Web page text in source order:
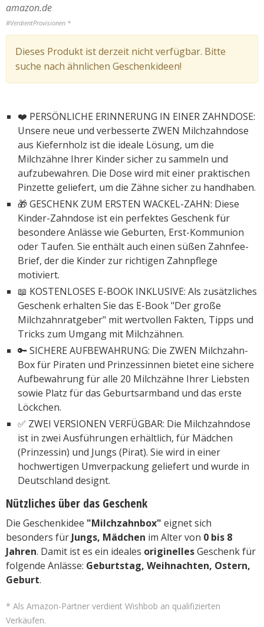
amazon.de
#VerdientProvisionen *
Dieses Produkt ist derzeit nicht verfügbar. Bitte
suche nach ähnlichen Geschenkideen!
❤️ PERSÖNLICHE ERINNERUNG IN EINER ZAHNDOSE:
Unsere neue und verbesserte ZWEN Milchzahndose
aus Kiefernholz ist die ideale Lösung, um die
Milchzähne Ihrer Kinder sicher zu sammeln und
aufzubewahren. Die Dose wird mit einer praktischen
Pinzette geliefert, um die Zähne sicher zu handhaben.
🎁 GESCHENK ZUM ERSTEN WACKEL-ZAHN: Diese
Kinder-Zahndose ist ein perfektes Geschenk für
besondere Anlässe wie Geburten, Erst-Kommunion
oder Taufen. Sie enthält auch einen süßen Zahnfee-
Brief, der die Kinder zur richtigen Zahnpflege
motiviert.
📖 KOSTENLOSES E-BOOK INKLUSIVE: Als zusätzliches
Geschenk erhalten Sie das E-Book "Der große
Milchzahnratgeber" mit wertvollen Fakten, Tipps und
Tricks zum Umgang mit Milchzähnen.
🔑 SICHERE AUFBEWAHRUNG: Die ZWEN Milchzahn-
Box für Piraten und Prinzessinnen bietet eine sichere
Aufbewahrung für alle 20 Milchzähne Ihrer Liebsten
sowie Platz für das Geburtsarmband und das erste
Löckchen.
✅ ZWEI VERSIONEN VERFÜGBAR: Die Milchzahndose
ist in zwei Ausführungen erhältlich, für Mädchen
(Prinzessin) und Jungs (Pirat). Sie wird in einer
hochwertigen Umverpackung geliefert und wurde in
Deutschland designt.
Nützliches über das Geschenk
Die Geschenkidee "Milchzahnbox" eignet sich
besonders für Jungs, Mädchen im Alter von 0 bis 8
Jahren. Damit ist es ein ideales originellesGeschenk für
folgende Anlässe: Geburtstag, Weihnachten, Ostern,
Geburt.
* Als Amazon-Partner verdient Wishbob an qualifizierten
Verkäufen.